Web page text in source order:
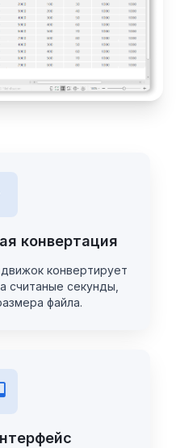
конвертация
конвертирует
считаные секунды,
файла.